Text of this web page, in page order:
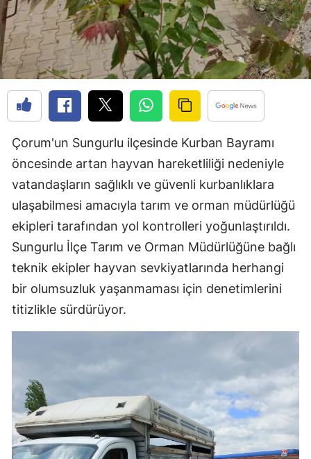
Gümüşhane
Hakkari
Hatay
Isparta
İstanbul
İzmir
Kastamonu
Kayseri
Kırşehir
Kocaeli
Konya
Kütahya
Malatya
Çorum'un Sungurlu ilçesinde Kurban Bayramı
öncesinde artan hayvan hareketliliği nedeniyle
vatandaşların sağlıklı ve güvenli kurbanlıklara
ulaşabilmesi amacıyla tarım ve orman müdürlüğü
ekipleri tarafından yol kontrolleri yoğunlaştırıldı.
Sungurlu İlçe Tarım ve Orman Müdürlüğüne bağlı
teknik ekipler hayvan sevkiyatlarında herhangi
bir olumsuzluk yaşanmaması için denetimlerini
titizlikle sürdürüyor.